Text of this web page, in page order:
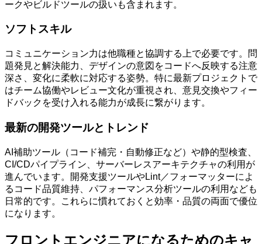
ークやビルドツールの扱いも含まれます。
ソフトスキル
コミュニケーション力は他職種と協調する上で必要です。問
題発見と解決能力、デザインの意図をコードへ反映する注意
深さ、変化に柔軟に対応する姿勢。特に最新プロジェクトで
はチーム協働やレビュー文化が重視され、意見交換やフィー
ドバックを受け入れる能力が成長に繋がります。
最新の開発ツールとトレンド
AI補助ツール（コード補完・自動修正など）や静的型検査、
CI/CDパイプライン、サーバーレスアーキテクチャの利用が
進んでいます。開発支援ツールやLint／フォーマッターによ
るコード品質維持、パフォーマンス分析ツールの利用なども
日常的です。これらに慣れておくと効率・品質の両面で優位
になります。
フロントエンジニアになるためのキャ